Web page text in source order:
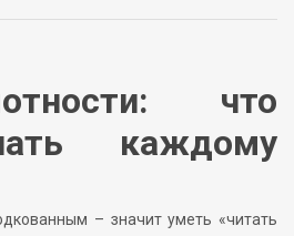
что
каждому
– значит уметь «читать